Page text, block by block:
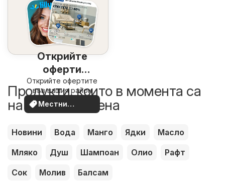
Открийте
оферти
наблизо
Открийте офертите
във вашия район
Местни
оферти
Продукти, които в момента са
на по-добра цена
Новини Вода Манго Ядки
Масло
Мляко
Душ Шампоан Олио
Рафт
Сок
Молив Балсам